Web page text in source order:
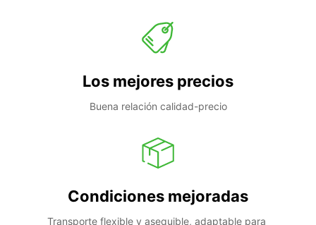
Los mejores precios
Buena relación calidad-precio
Condiciones mejoradas
Transporte flexible y asequible, adaptable para